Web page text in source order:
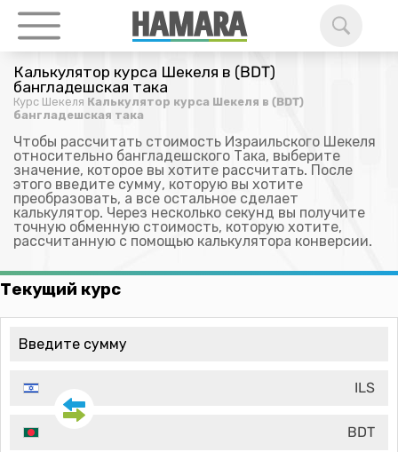
Калькулятор курса Шекеля в (BDT)
бангладешская така
Курс Шекеля Калькулятор курса Шекеля в (BDT)
бангладешская така
Чтобы рассчитать стоимость Израильского Шекеля
относительно бангладешского Така, выберите
значение, которое вы хотите рассчитать. После
этого введите сумму, которую вы хотите
преобразовать, а все остальное сделает
калькулятор. Через несколько секунд вы получите
точную обменную стоимость, которую хотите,
рассчитанную с помощью калькулятора конверсии.
Текущий курс
ILS
BDT